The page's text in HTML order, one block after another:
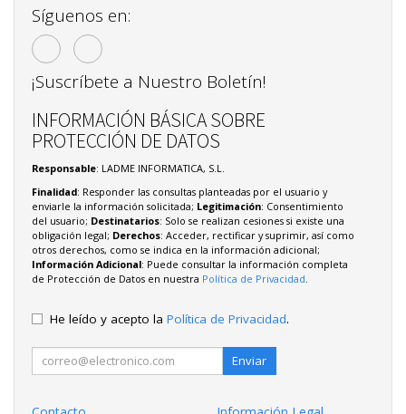
Síguenos en:
¡Suscríbete a Nuestro Boletín!
INFORMACIÓN BÁSICA SOBRE
PROTECCIÓN DE DATOS
Responsable: LADME INFORMATICA, S.L.
Finalidad: Responder las consultas planteadas por el usuario y
enviarle la información solicitada; Legitimación: Consentimiento
del usuario; Destinatarios: Solo se realizan cesiones si existe una
obligación legal; Derechos: Acceder, rectificar y suprimir, así como
otros derechos, como se indica en la información adicional;
Información Adicional: Puede consultar la información completa
de Protección de Datos en nuestra Política de Privacidad.
He leído y acepto la Política de Privacidad.
Enviar